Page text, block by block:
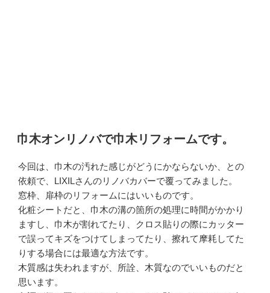
投
稿
巾木オンリノバで巾木リフォームです。
今回は、巾木の汚れた感じがどうにかならないか、との
依頼で、LIXILさんのリノバカバーで覆ってみました。
窓枠、扉枠のリフォームにはいいものです。
化粧シートだと、巾木の溝の箇所の処理に時間がかかり
ますし、巾木が割れてたり、クロス貼りの際にカッター
で誤ってキズをつけてしまってたり、擦れて摩耗してた
りする場合には最適な方法です。
木質感は失われますが、所詮、木質なのでいいものだと
思います。